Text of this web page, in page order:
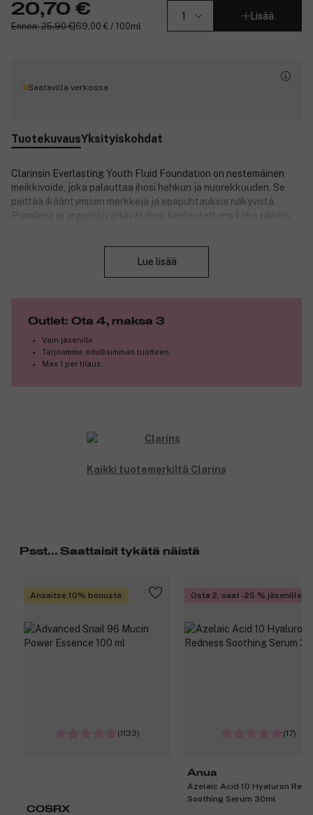
20,70 €
Ennen: 25,90 € 69,00 € / 100ml
Lisää
Saatavilla verkossa
TuotekuvausYksityiskohdat
Clarinsin Everlasting Youth Fluid Foundation on nestemäinen
meikkivoide, joka palauttaa ihosi hehkun ja nuorekkuuden. Se
peittää ikääntymisen merkkejä ja epäpuhtauksia näkyvistä.
Punalevä ja arganöljy pitävät ihosi kosteutettuna koko päivän.
Lue lisää
Outlet: Ota 4, maksa 3
Vain jäsenille
Tarjoamme edullisimman tuotteen.
Max 1 per tilaus.
Kaikki tuotemerkiltä Clarins
Psst... Saattaisit tykätä näistä
Ansaitse 10% bonusta
(1133)
COSRX
Osta 2, saat -25 % jäsenille
(17)
Anua
Azelaic Acid 10 Hyaluron
Soothing Serum 30ml